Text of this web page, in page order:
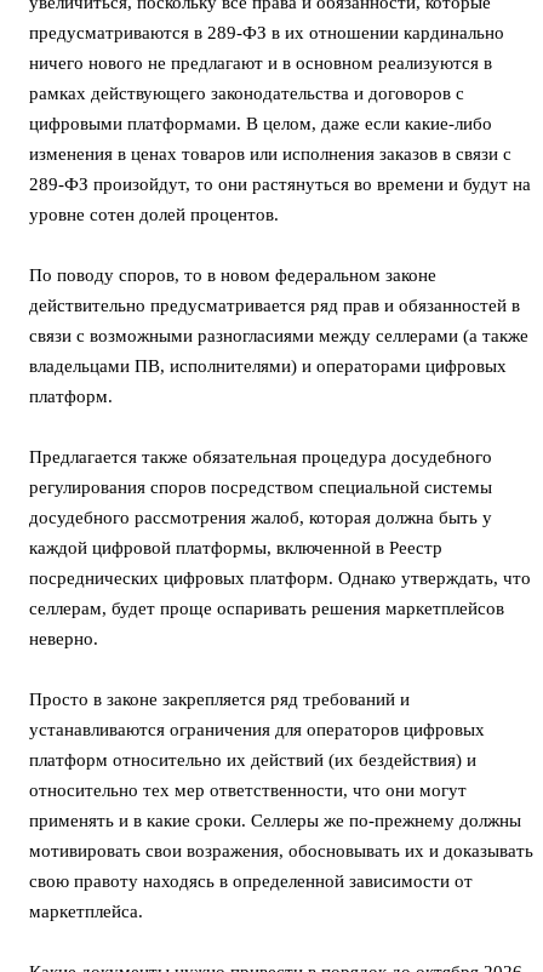
предусматриваются в 289-ФЗ в их отношении кардинально
ничего нового не предлагают и в основном реализуются в
рамках действующего законодательства и договоров с
цифровыми платформами. В целом, даже если какие-либо
изменения в ценах товаров или исполнения заказов в связи с
289-ФЗ произойдут, то они растянуться во времени и будут на
уровне сотен долей процентов.
По поводу споров, то в новом федеральном законе
действительно предусматривается ряд прав и обязанностей в
связи с возможными разногласиями между селлерами (а также
владельцами ПВ, исполнителями) и операторами цифровых
платформ.
Предлагается также обязательная процедура досудебного
регулирования споров посредством специальной системы
досудебного рассмотрения жалоб, которая должна быть у
каждой цифровой платформы, включенной в Реестр
посреднических цифровых платформ. Однако утверждать, что
селлерам, будет проще оспаривать решения маркетплейсов
неверно.
Просто в законе закрепляется ряд требований и
устанавливаются ограничения для операторов цифровых
платформ относительно их действий (их бездействия) и
относительно тех мер ответственности, что они могут
применять и в какие сроки. Селлеры же по-прежнему должны
мотивировать свои возражения, обосновывать их и доказывать
свою правоту находясь в определенной зависимости от
маркетплейса.